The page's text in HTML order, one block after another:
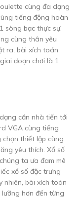
cùng đa dạng
tiếng động hoàn
sòng bạc thực sự.
cùng thân yêu
ra, bài xích toán
đoạn chơi là 1
căn nhà tiến tới
VGA cùng tiếng
thiết lập cùng
yêu thích. Xổ số
ta ưa đam mê
xổ số đặc trưng
nhiên, bài xích toán
hơn đến từng